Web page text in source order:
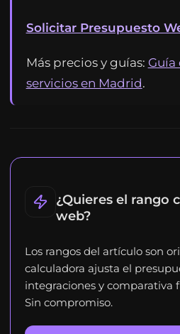
Solicitar Presupuesto
Más precios y guías: Guía
servicios en Madrid.
¿Quieres el rango
web?
Los rangos del artículo son
calculadora ajusta el
integraciones y comparativa
Sin compromiso.